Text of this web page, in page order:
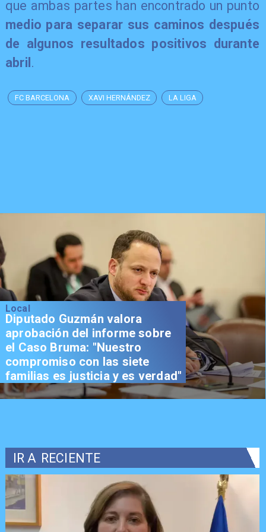
que ambas partes han encontrado un punto
medio para separar sus caminos después
de algunos resultados positivos durante
abril .
FC BARCELONA XAVI HERNÁNDEZ LA LIGA
Local
Diputado Guzmán valora
aprobación del informe sobre
el Caso Bruma: "Nuestro
compromiso con las siete
familias es justicia y es verdad"
IR A RECIENTE